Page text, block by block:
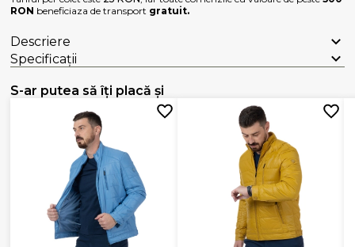
RON beneficiaza de transport gratuit.
Descriere
Specificații
S-ar putea să îți placă și